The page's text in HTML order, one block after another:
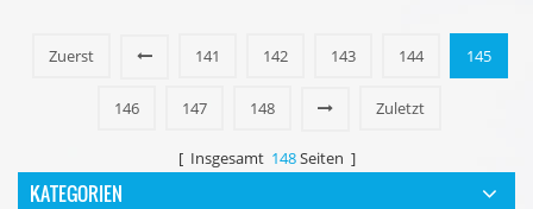
Zuerst 141 142 143 144 145
146 147 148 Zuletzt
[ Insgesamt 148Seiten ]
KATEGORIEN